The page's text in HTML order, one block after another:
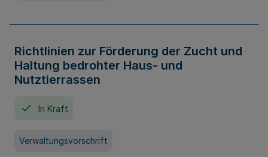
Richtlinien zur Förderung der Zucht und
Haltung bedrohter Haus- und
Nutztierrassen
In Kraft
Verwaltungsvorschrift